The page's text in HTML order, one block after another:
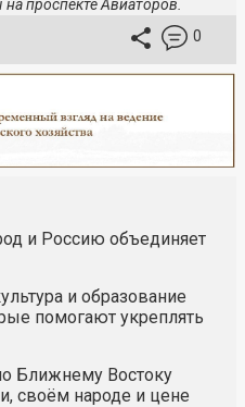
проспекте Авиаторов.
0
и Россию объединяет
и образование
помогают укреплять
Ближнему Востоку
своём народе и цене